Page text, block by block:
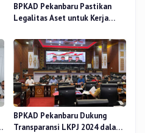
BPKAD Pekanbaru Pastikan
Legalitas Aset untuk Kerja
BPKAD Pekanbaru Dukung
Transparansi LKPJ 2024 dalam